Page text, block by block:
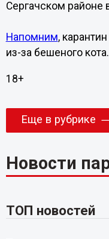
Сергачском районе
Напомним,
из-за бешеного кота.
18+
Еще в рубрике
Новости
ТОП новостей